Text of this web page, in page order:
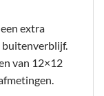
extra
van 12×12